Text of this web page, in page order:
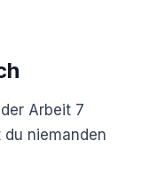
Arbeit 7
niemanden